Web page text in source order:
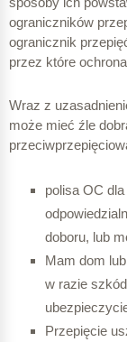
ograniczników
ogranicznik
przez które
Wraz z
może mieć źle
polisa OC
doboru, lub
Mam dom
w razie
Przepięcie